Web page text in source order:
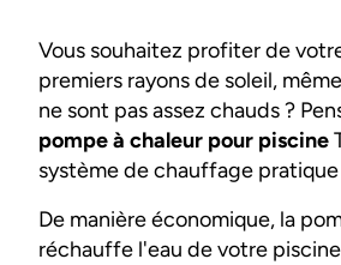
Vous souhaitez profiter de
premiers rayons de soleil,
ne sont pas assez chauds ?
pompe à chaleur pour piscine
système de chauffage
De manière économique, la
réchauffe l'eau de votre